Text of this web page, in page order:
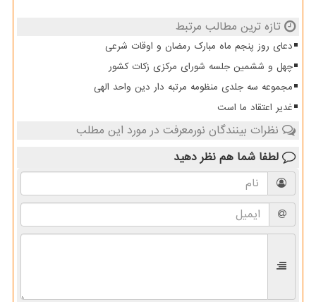
تازه ترین مطالب مرتبط
دعای روز پنجم ماه مبارک رمضان و اوقات شرعی
چهل و ششمین جلسه شورای مرکزی زکات کشور
مجموعه سه جلدی منظومه مرتبه دار دین واحد الهی
غدیر اعتقاد ما است
نظرات بینندگان نورمعرفت در مورد این مطلب
لطفا شما هم نظر دهید